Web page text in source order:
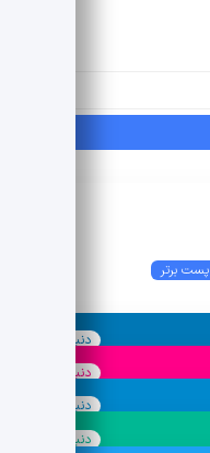
پست برتر
دنبال کنید
دنبال کنید
دنبال کنید
دنبال کنید